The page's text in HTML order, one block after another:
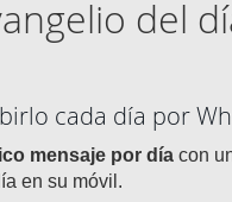
del
cada día por
mensaje por día con
en su móvil.